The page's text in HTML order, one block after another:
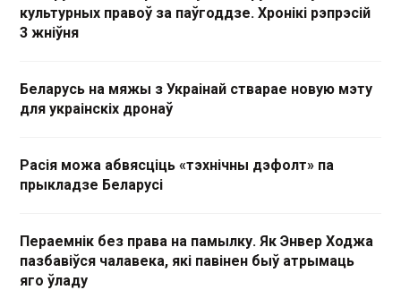
культурных правоў за паўгоддзе. Хронікі рэпрэсій
3 жніўня
Беларусь на мяжы з Украінай стварае новую мэту
для украінскіх дронаў
Расія можа абвясціць «тэхнічны дэфолт» па
прыкладзе Беларусі
Пераемнік без права на памылку. Як Энвер Ходжа
пазбавіўся чалавека, які павінен быў атрымаць
яго ўладу